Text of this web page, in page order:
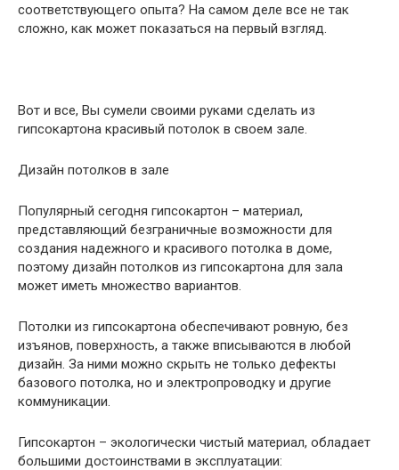
соответствующего опыта? На самом деле все не так
сложно, как может показаться на первый взгляд.
Вот и все, Вы сумели своими руками сделать из
гипсокартона красивый потолок в своем зале.
Дизайн потолков в зале
Популярный сегодня гипсокартон – материал,
представляющий безграничные возможности для
создания надежного и красивого потолка в доме,
поэтому дизайн потолков из гипсокартона для зала
может иметь множество вариантов.
Потолки из гипсокартона обеспечивают ровную, без
изъянов, поверхность, а также вписываются в любой
дизайн. За ними можно скрыть не только дефекты
базового потолка, но и электропроводку и другие
коммуникации.
Гипсокартон – экологически чистый материал, обладает
большими достоинствами в эксплуатации: